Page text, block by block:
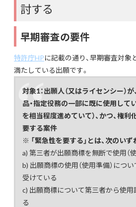
討する
早期審査の要件
特許庁HPに記載の通り、早期審査対
満たしている出願です。
対象1：出願人（又はライセンシー）
品・指定役務の一部に既に使用して
を相当程度進めていて）、かつ、権
要する案件
※ 「緊急性を要する」とは、次のいず
a) 第三者が出願商標を無断で使用（
b) 出願商標の使用（使用準備）につ
受けている
c) 出願商標について第三者から使
る